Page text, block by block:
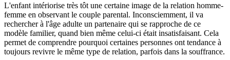
L'enfant intériorise très tôt une certaine image de la relation homme-
femme en observant le couple parental. Inconsciemment, il va
rechercher à l'âge adulte un partenaire qui se rapproche de ce
modèle familier, quand bien même celui-ci était insatisfaisant. Cela
permet de comprendre pourquoi certaines personnes ont tendance à
toujours revivre le même type de relation, parfois dans la souffrance.